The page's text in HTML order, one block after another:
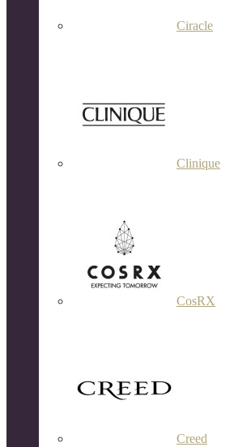
Ciracle
Clinique
CosRX
Creed